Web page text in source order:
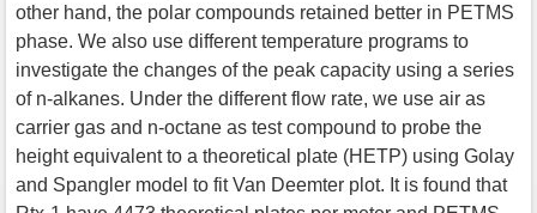
other hand, the polar compounds retained better in PETMS
phase. We also use different temperature programs to
investigate the changes of the peak capacity using a series
of n-alkanes. Under the different flow rate, we use air as
carrier gas and n-octane as test compound to probe the
height equivalent to a theoretical plate (HETP) using Golay
and Spangler model to fit Van Deemter plot. It is found that